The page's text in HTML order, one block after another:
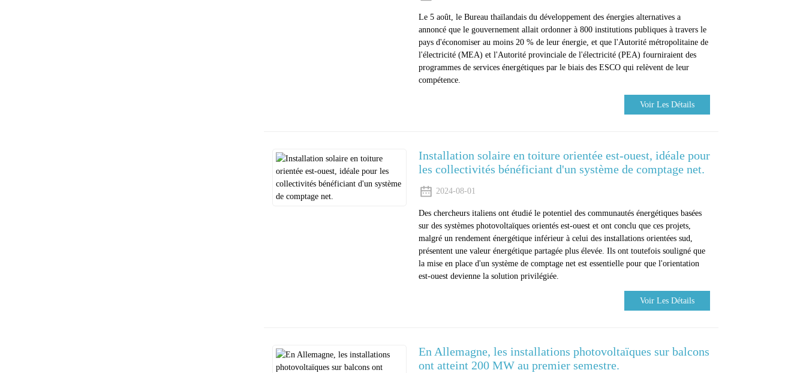
Le 5 août, le Bureau thaïlandais du développement des énergies alternatives a
annoncé que le gouvernement allait ordonner à 800 institutions publiques à travers le
pays d'économiser au moins 20 % de leur énergie, et que l'Autorité métropolitaine de
l'électricité (MEA) et l'Autorité provinciale de l'électricité (PEA) fourniraient des
programmes de services énergétiques par le biais des ESCO qui relèvent de leur
compétence.
Voir Les Détails
Installation solaire en toiture orientée est-ouest, idéale pour
les collectivités bénéficiant d'un système de comptage net.
2024-08-01
Des chercheurs italiens ont étudié le potentiel des communautés énergétiques basées
sur des systèmes photovoltaïques orientés est-ouest et ont conclu que ces projets,
malgré un rendement énergétique inférieur à celui des installations orientées sud,
présentent une valeur énergétique partagée plus élevée. Ils ont toutefois souligné que
la mise en place d'un système de comptage net est essentielle pour que l'orientation
est-ouest devienne la solution privilégiée.
Voir Les Détails
En Allemagne, les installations photovoltaïques sur balcons
ont atteint 200 MW au premier semestre.